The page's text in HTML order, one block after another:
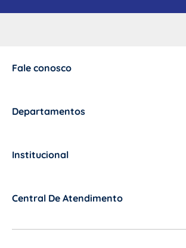
Fale conosco
Departamentos
Institucional
Central De Atendimento